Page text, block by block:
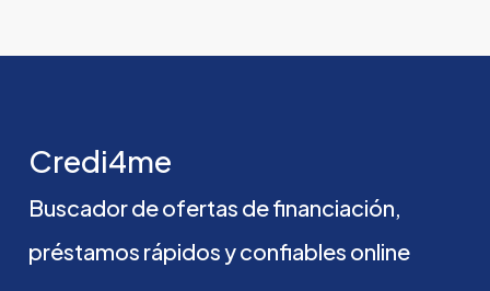
Credi4me
Buscadordeofertas definanciación,
préstamos rápidosyconfiables online